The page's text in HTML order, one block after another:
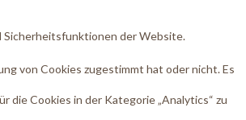
Sicherheitsfunktionen der Website.
von Cookies zugestimmt hat oder nicht. Es
die Cookies in der Kategorie „Analytics“ zu